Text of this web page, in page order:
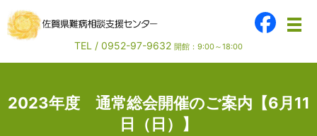
メ
TEL / 0952-97-9632 開館：9:00～18:00
2023年度 通常総会開催のご案内【6月11
日（日）】